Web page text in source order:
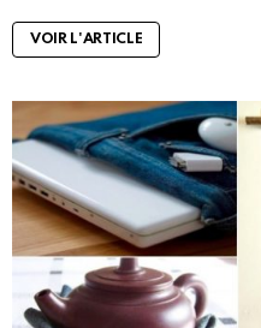
VOIR L'ARTICLE